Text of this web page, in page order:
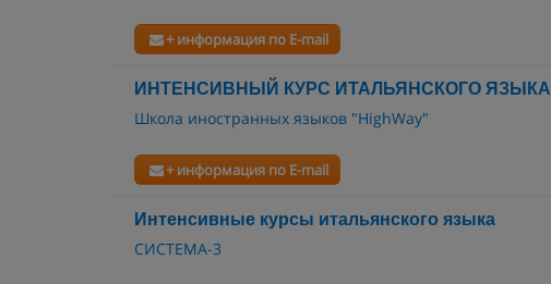
+ информация по E-mail
ИНТЕНСИВНЫЙ КУРС ИТАЛЬЯНСКОГО ЯЗЫКА
Школа иностранных языков "HighWay"
+ информация по E-mail
Интенсивные курсы итальянского языка
СИСТЕМА-3